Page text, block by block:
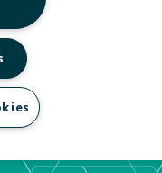
- De
É a sua
tema? Se
com a